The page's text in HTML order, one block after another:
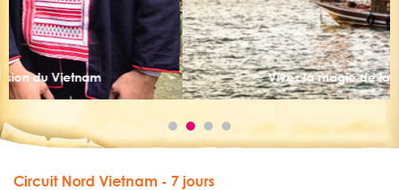
Vivez la magie de la baie d’Halong
Circuit Nord Vietnam - 7 jours